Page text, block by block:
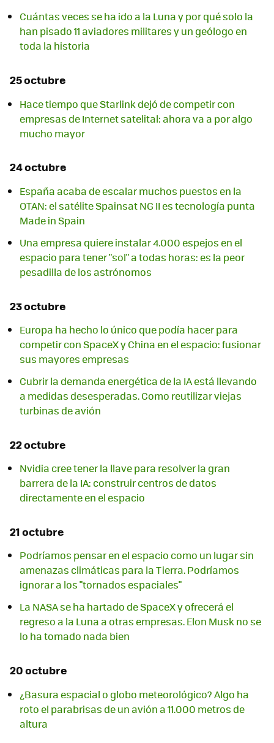
Cuántas veces se ha ido a la Luna y por qué solo la
han pisado 11 aviadores militares y un geólogo en
toda la historia
25 octubre
Hace tiempo que Starlink dejó de competir con
empresas de Internet satelital: ahora va a por algo
mucho mayor
24 octubre
España acaba de escalar muchos puestos en la
OTAN: el satélite Spainsat NG II es tecnología punta
Made in Spain
Una empresa quiere instalar 4.000 espejos en el
espacio para tener "sol" a todas horas: es la peor
pesadilla de los astrónomos
23 octubre
Europa ha hecho lo único que podía hacer para
competir con SpaceX y China en el espacio: fusionar
sus mayores empresas
Cubrir la demanda energética de la IA está llevando
a medidas desesperadas. Como reutilizar viejas
turbinas de avión
22 octubre
Nvidia cree tener la llave para resolver la gran
barrera de la IA: construir centros de datos
directamente en el espacio
21 octubre
Podríamos pensar en el espacio como un lugar sin
amenazas climáticas para la Tierra. Podríamos
ignorar a los "tornados espaciales"
La NASA se ha hartado de SpaceX y ofrecerá el
regreso a la Luna a otras empresas. Elon Musk no se
lo ha tomado nada bien
20 octubre
¿Basura espacial o globo meteorológico? Algo ha
roto el parabrisas de un avión a 11.000 metros de
altura